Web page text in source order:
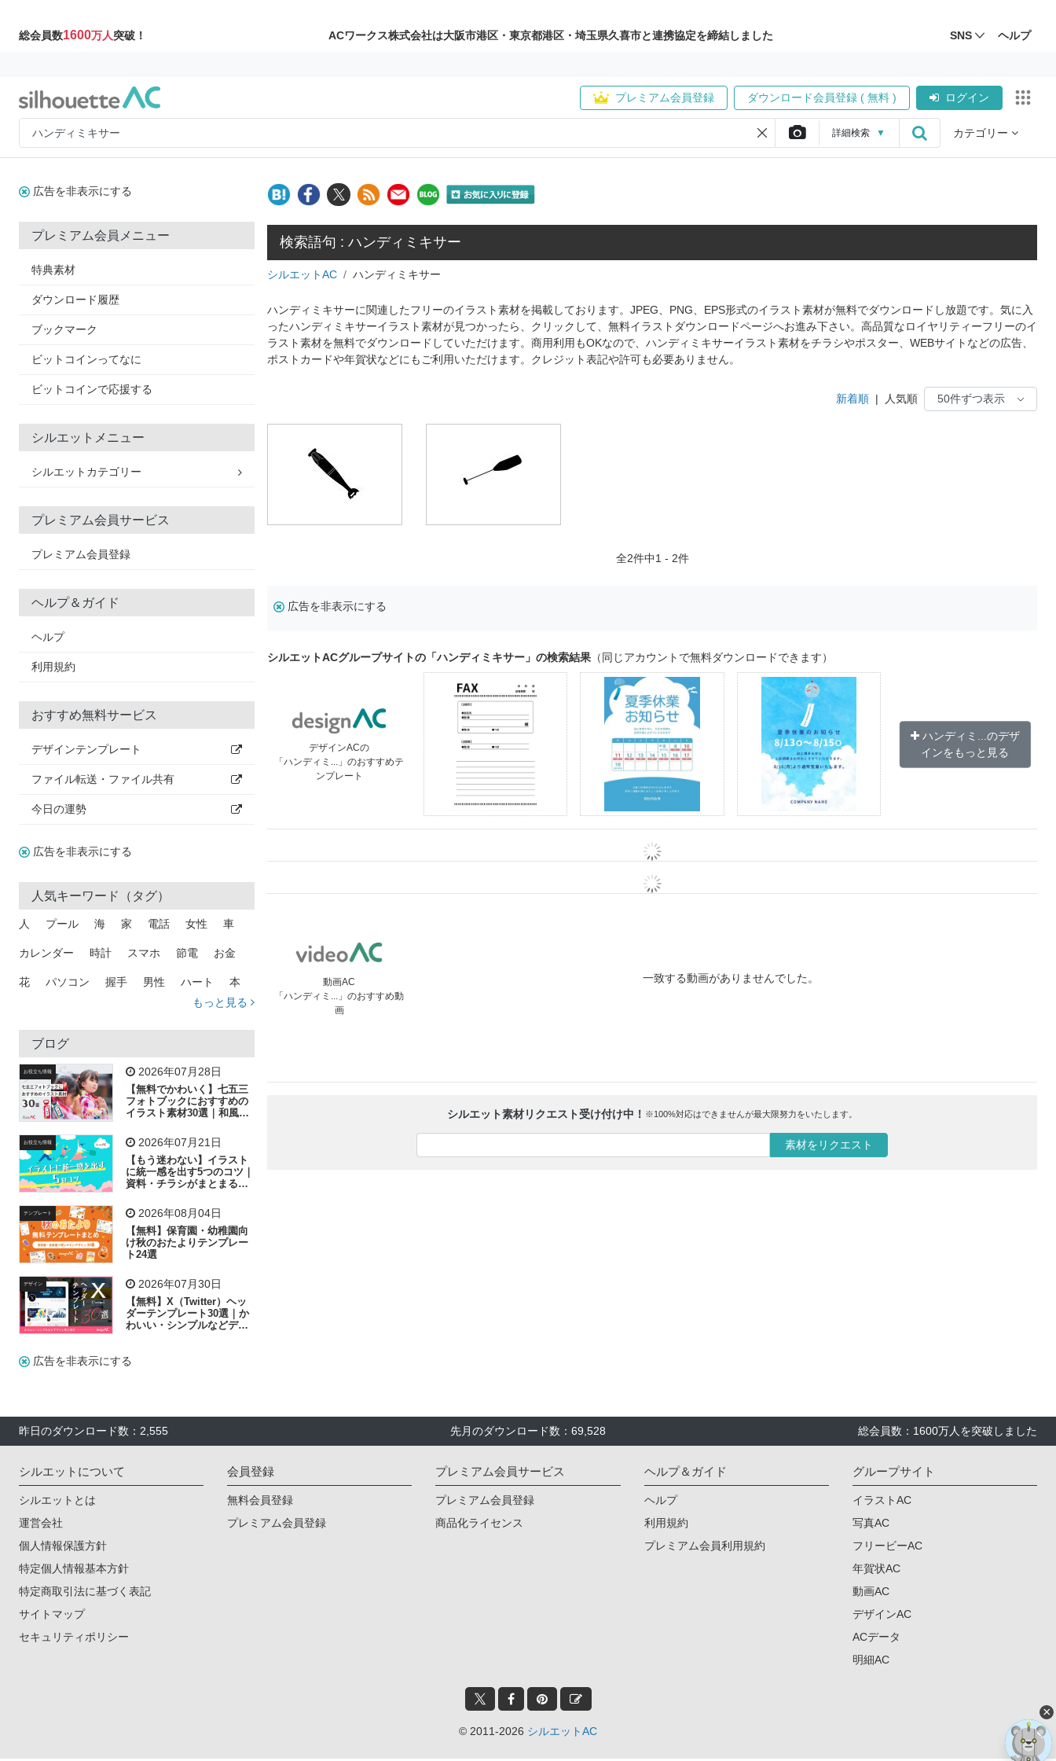
総会員数1600万人突破！ ACワークス株式会社は大阪市港区・東京都港区・埼玉県久喜市と連携協定を締結しました SNS ヘルプ
プレミアム会員登録 ダウンロード会員登録 ( 無料 ) ログイン
詳細検索 ▼ カテゴリー
広告を非表示にする
プレミアム会員メニュー
特典素材
ダウンロード履歴
ブックマーク
ビットコインってなに
ビットコインで応援する
シルエットメニュー
シルエットカテゴリー
プレミアム会員サービス
プレミアム会員登録
ヘルプ＆ガイド
ヘルプ
利用規約
おすすめ無料サービス
デザインテンプレート
ファイル転送・ファイル共有
今日の運勢
広告を非表示にする
人気キーワード（タグ）
人 プール 海 家 電話 女性 車
カレンダー 時計 スマホ 節電 お金
花 パソコン 握手 男性 ハート 本
トラック 木
吹き出し
飛行機 グラフ ビル 魚 家族 書類
歩く 工場 会社 太陽 キラキラ
子供 作業員 相談 ピクトグラム
もっと見る
ブログ
お役立ち情報 2026年07月28日
【無料でかわいく】七五三
フォトブックにおすすめの
イラスト素材30選｜和風の
お役立ち情報 2026年07月21日
【もう迷わない】イラスト
に統一感を出す5つのコツ｜
資料・チラシがまとまるフ
テンプレート 2026年08月04日
【無料】保育園・幼稚園向
け秋のおたよりテンプレー
ト24選
デザイン 2026年07月30日
【無料】X（Twitter）ヘッ
ダーテンプレート30選｜か
わいい・シンプルなどデザ
広告を非表示にする
検索語句 : ハンディミキサー
シルエットAC ハンディミキサー
ハンディミキサーに関連したフリーのイラスト素材を掲載しております。JPEG、PNG、EPS形式のイラスト素材が無料でダウンロードし放題です。気に入
ったハンディミキサーイラスト素材が見つかったら、クリックして、無料イラストダウンロードページへお進み下さい。高品質なロイヤリティーフリーのイ
ラスト素材を無料でダウンロードしていただけます。商用利用もOKなので、ハンディミキサーイラスト素材をチラシやポスター、WEBサイトなどの広告、
ポストカードや年賀状などにもご利用いただけます。クレジット表記や許可も必要ありません。
新着順 | 人気順
全2件中1 - 2件
広告を非表示にする
シルエットACグループサイトの「ハンディミキサー」の検索結果 （同じアカウントで無料ダウンロードできます）
デザインACの
「ハンディミ...」のおすすめテ
ンプレート
ハンディミ...のデザ
インをもっと見る
動画AC
「ハンディミ...」のおすすめ動
画
一致する動画がありませんでした。
シルエット素材リクエスト受け付け中！ ※100%対応はできませんが最大限努力をいたします。
素材をリクエスト
昨日のダウンロード数：2,555 先月のダウンロード数：69,528 総会員数：1600万人を突破しました
シルエットについて
シルエットとは
運営会社
個人情報保護方針
特定個人情報基本方針
特定商取引法に基づく表記
サイトマップ
セキュリティポリシー
会員登録
無料会員登録
プレミアム会員登録
プレミアム会員サービス
プレミアム会員登録
商品化ライセンス
ヘルプ＆ガイド
ヘルプ
利用規約
プレミアム会員利用規約
グループサイト
イラストAC
写真AC
フリービーAC
年賀状AC
動画AC
デザインAC
ACデータ
明細AC
© 2011-2026 シルエットAC
×